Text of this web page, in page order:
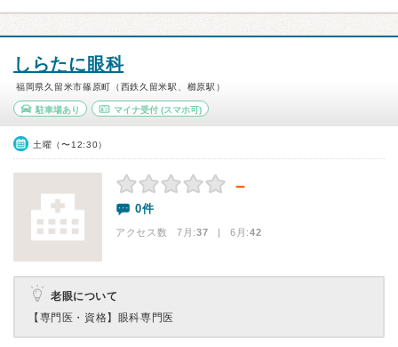
しらたに眼科
福岡県久留米市篠原町（西鉄久留米駅、櫛原駅）
駐車場あり マイナ受付(スマホ可)
土曜（〜12:30）
－
0件
アクセス数 7月:37 | 6月:42
老眼について
【専門医・資格】 眼科専門医